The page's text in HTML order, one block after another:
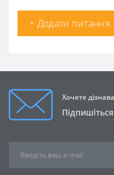
+ Додати питання
Хочете